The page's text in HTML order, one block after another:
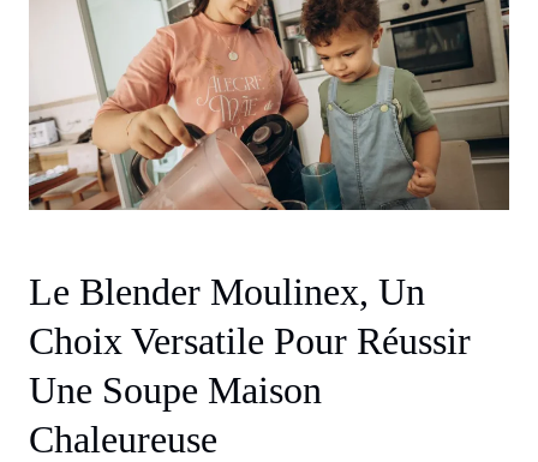
Le Blender Moulinex, Un
Choix Versatile Pour Réussir
Une Soupe Maison
Chaleureuse